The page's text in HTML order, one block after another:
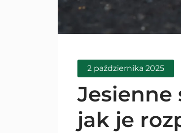
2 października 2025
Jesienne
jak je